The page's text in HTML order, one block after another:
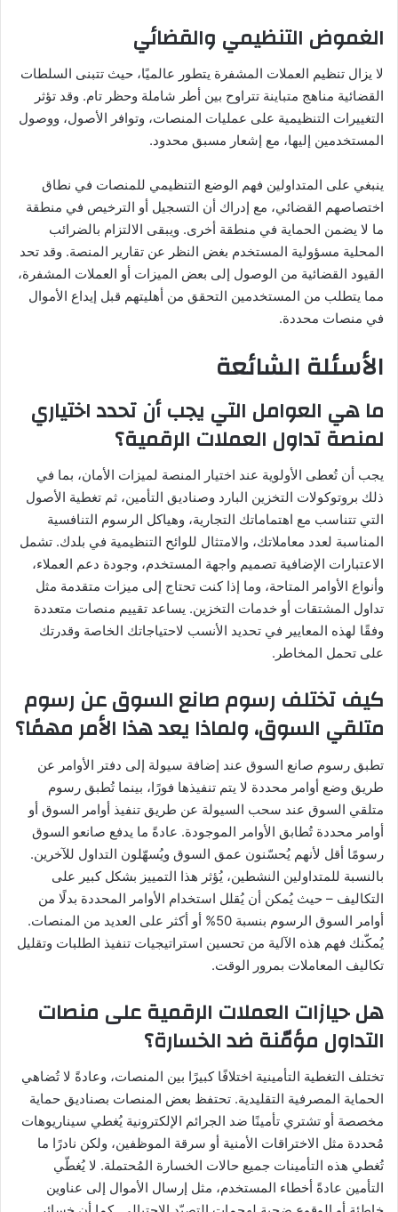
الغموض التنظيمي والقضائي
لا يزال تنظيم العملات المشفرة يتطور عالميًا، حيث تتبنى السلطات
القضائية مناهج متباينة تتراوح بين أطر شاملة وحظر تام. وقد تؤثر
التغييرات التنظيمية على عمليات المنصات، وتوافر الأصول، ووصول
المستخدمين إليها، مع إشعار مسبق محدود.
ينبغي على المتداولين فهم الوضع التنظيمي للمنصات في نطاق
اختصاصهم القضائي، مع إدراك أن التسجيل أو الترخيص في منطقة
ما لا يضمن الحماية في منطقة أخرى. ويبقى الالتزام بالضرائب
المحلية مسؤولية المستخدم بغض النظر عن تقارير المنصة. وقد تحد
القيود القضائية من الوصول إلى بعض الميزات أو العملات المشفرة،
مما يتطلب من المستخدمين التحقق من أهليتهم قبل إيداع الأموال
في منصات محددة.
الأسئلة الشائعة
ما هي العوامل التي يجب أن تحدد اختياري
لمنصة تداول العملات الرقمية؟
يجب أن تُعطى الأولوية عند اختيار المنصة لميزات الأمان، بما في
ذلك بروتوكولات التخزين البارد وصناديق التأمين، ثم تغطية الأصول
التي تتناسب مع اهتماماتك التجارية، وهياكل الرسوم التنافسية
المناسبة لعدد معاملاتك، والامتثال للوائح التنظيمية في بلدك. تشمل
الاعتبارات الإضافية تصميم واجهة المستخدم، وجودة دعم العملاء،
وأنواع الأوامر المتاحة، وما إذا كنت تحتاج إلى ميزات متقدمة مثل
تداول المشتقات أو خدمات التخزين. يساعد تقييم منصات متعددة
وفقًا لهذه المعايير في تحديد الأنسب لاحتياجاتك الخاصة وقدرتك
على تحمل المخاطر.
كيف تختلف رسوم صانع السوق عن رسوم
متلقي السوق، ولماذا يعد هذا الأمر مهمًا؟
تطبق رسوم صانع السوق عند إضافة سيولة إلى دفتر الأوامر عن
طريق وضع أوامر محددة لا يتم تنفيذها فورًا، بينما تُطبق رسوم
متلقي السوق عند سحب السيولة عن طريق تنفيذ أوامر السوق أو
أوامر محددة تُطابق الأوامر الموجودة. عادةً ما يدفع صانعو السوق
رسومًا أقل لأنهم يُحسّنون عمق السوق ويُسهّلون التداول للآخرين.
بالنسبة للمتداولين النشطين، يُؤثر هذا التمييز بشكل كبير على
التكاليف – حيث يُمكن أن يُقلل استخدام الأوامر المحددة بدلًا من
أوامر السوق الرسوم بنسبة 50% أو أكثر على العديد من المنصات.
يُمكّنك فهم هذه الآلية من تحسين استراتيجيات تنفيذ الطلبات وتقليل
تكاليف المعاملات بمرور الوقت.
هل حيازات العملات الرقمية على منصات
التداول مؤمّنة ضد الخسارة؟
تختلف التغطية التأمينية اختلافًا كبيرًا بين المنصات، وعادةً لا تُضاهي
الحماية المصرفية التقليدية. تحتفظ بعض المنصات بصناديق حماية
مخصصة أو تشتري تأمينًا ضد الجرائم الإلكترونية يُغطي سيناريوهات
مُحددة مثل الاختراقات الأمنية أو سرقة الموظفين، ولكن نادرًا ما
تُغطي هذه التأمينات جميع حالات الخسارة المُحتملة. لا يُغطّي
التأمين عادةً أخطاء المستخدم، مثل إرسال الأموال إلى عناوين